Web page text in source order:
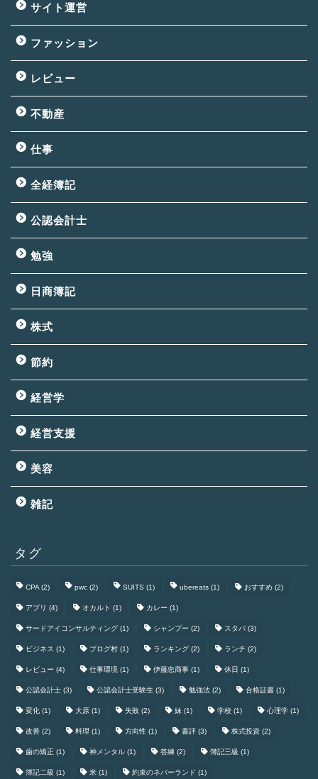
サイト運営
ファッション
レビュー
不動産
仕事
全経簿記
公認会計士
勉強
日商簿記
株式
節約
経営学
経営支援
美容
雑記
タグ
CPA (2) pwc (2) SUITS (1) ubereats (1) おすすめ (2)
アプリ (4) オカルト (1) カレー (1)
サードアイコンサルティング (1) シャンプー (2) スタバ (3)
ビジネス (1) ブログ村 (1) ランキング (2) ランチ (2)
レビュー (4) 仕事環境 (1) 伊藤忠商事 (1) 休日 (1)
公認会計士 (3) 公認会計士受験生 (3) 勉強法 (2) 合格証書 (1)
変化 (1) 大原 (1) 失敗 (2) 妹 (1) 学校 (1) 心理学 (1)
改善 (2) 料理 (1) 方向性 (1) 書評 (3) 株式投資 (2)
歯の矯正 (1) 神メンタル (1) 答練 (2) 簿記三級 (1)
簿記二級 (1) 米 (1) 約束のネバーランド (1)